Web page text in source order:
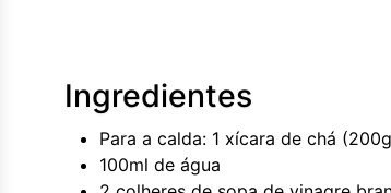
Ingredientes
Para a calda: 1 xícara de chá
100ml de água